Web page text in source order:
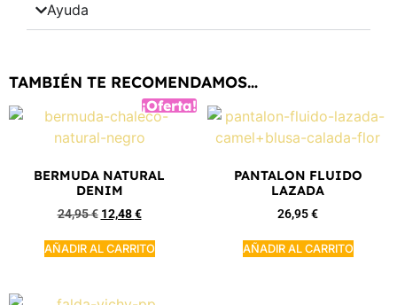
Ayuda
TAMBIÉN TE RECOMENDAMOS…
¡Oferta!
BERMUDA NATURAL
DENIM
24,95€ 12,48€
AÑADIR AL CARRITO
PANTALON FLUIDO
LAZADA
26,95€
AÑADIR AL CARRITO